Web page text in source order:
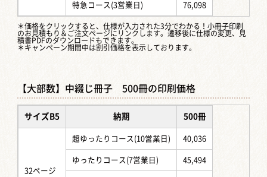
特急コース(3営業日) 76,098
＊価格をクリックすると、仕様が入力された3分でわかる！小冊子印刷
のお見積もり＆ご注文ページにリンクします。遷移後に仕様の変更、見
積書PDFのダウンロードもできます。
＊キャンペーン期間中は割引価格を表示しております。
【大部数】中綴じ冊子 500冊の印刷価格
サイズB5 納期 500冊
32ページ
超ゆったりコース(10営業日) 40,036
ゆったりコース(7営業日) 45,494